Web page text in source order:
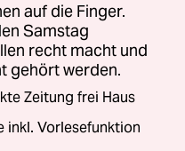
auf die Finger.
Samstag
recht macht und
gehört werden.
Zeitung frei Haus
inkl. Vorlesefunktion